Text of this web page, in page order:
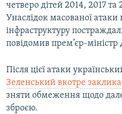
четверо дітей 2014, 2017
Унаслідок масованої
інфраструктуру
повідомив прем’єр-
Після цієї атаки
Зеленський вкотре
зняти обмеження щодо
зброєю.